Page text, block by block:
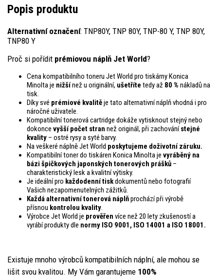
Popis produktu
Alternativní označení: TNP80Y, TNP 80Y, TNP-80 Y, TNP 80Y,
TNP80 Y
Proč si pořídit prémiovou náplň Jet World?
Cena kompatibilního toneru Jet World pro tiskárny Konica
Minolta je nižšínež u originální, ušetříte tedy až 80 % nákladů na
tisk.
Díky své prémiové kvalitěje tato alternativní náplň vhodná i pro
náročné uživatele.
Kompatibilní tonerová cartridge dokáže vytisknout stejný nebo
dokonce vyšší počet stran než originál, při zachovánístejné
kvality – ostré rysy a syté barvy.
Na veškeré náplně Jet World poskytujeme doživotní záruku.
Kompatibilní toner do tiskáren Konica Minolta je vyráběný na
bázi špičkových japonských tonerových prášků –
charakteristický lesk a kvalitní výtisky.
Je ideální pro každodenní tiskdokumentů nebo fotografií
Vašich nezapomenutelných zážitků.
Každá alternativní tonerová náplňprochází při výrobě
přísnou kontrolou kvality.
Výrobce Jet World je prověřen více než 20 lety zkušeností a
vyrábí produkty dle normy ISO 9001, ISO 14001 a ISO 18001.
Existuje mnoho výrobců kompatibilních náplní, ale mohou se
lišit svou kvalitou. My Vám garantujeme 100%